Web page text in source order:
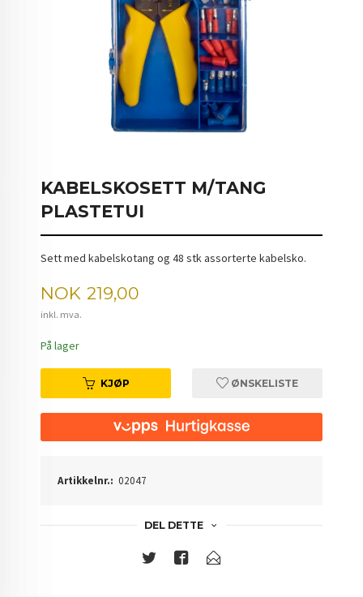
KABELSKOSETT M/TANG
PLASTETUI
Sett med kabelskotang og 48 stk assorterte kabelsko.
Pris
NOK 219,00
inkl. mva.
På lager
KJØP ØNSKELISTE
Artikkelnr.: 02047
DEL DETTE